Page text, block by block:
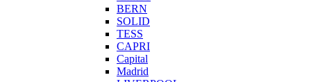
BERN
SOLID
TESS
CAPRI
Capital
Madrid